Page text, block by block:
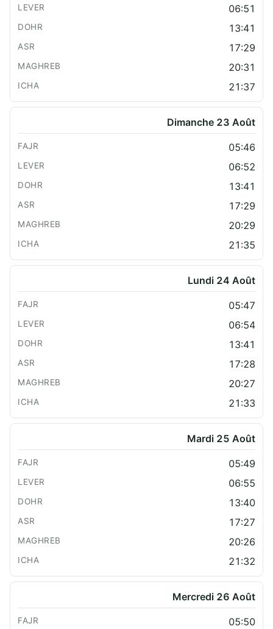
06:51
13:41
17:29
20:31
21:37
Dimanche 23 Août
05:46
06:52
13:41
17:29
20:29
21:35
Lundi 24 Août
05:47
06:54
13:41
17:28
20:27
21:33
Mardi 25 Août
05:49
06:55
13:40
17:27
20:26
21:32
Mercredi 26 Août
05:50